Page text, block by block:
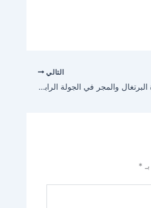
التالي
مباراة البرتغال والمجر في الجولة الرابعة من تصفيات المونديال
*